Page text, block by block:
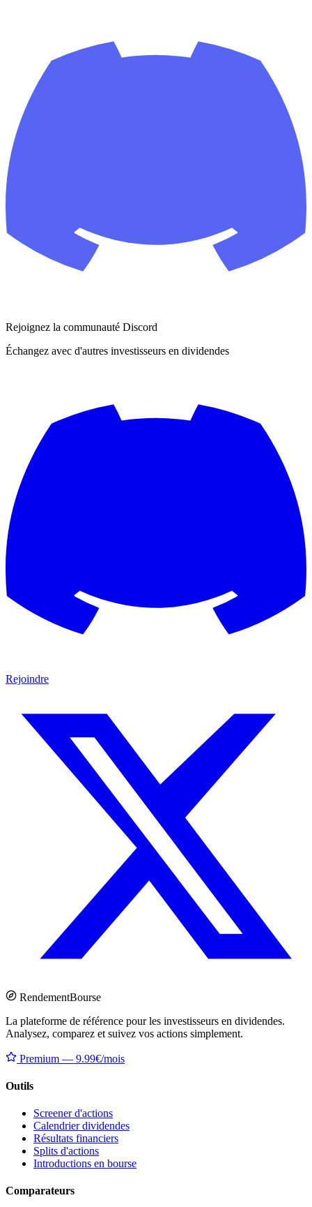
Rejoignez la communauté Discord
Échangez avec d'autres investisseurs en dividendes
Rejoindre
RendementBourse
La plateforme de référence pour les investisseurs en dividendes.
Analysez, comparez et suivez vos actions simplement.
Premium — 9.99€/mois
Outils
Screener d'actions
Calendrier dividendes
Résultats financiers
Splits d'actions
Introductions en bourse
Comparateurs